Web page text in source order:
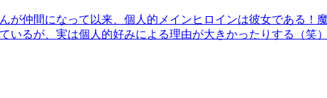
が仲間になって以来、個人的メインヒロインは彼女である！
いるが、実は個人的好みによる理由が大きかったりする（笑